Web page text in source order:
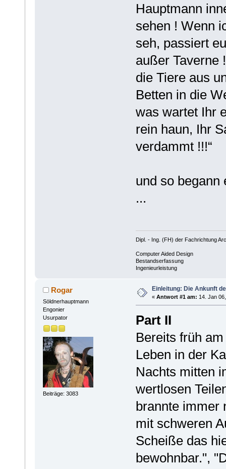
Hauptmann
sehen ! Wenn
seh, passiert
außer Taverne
die Tiere aus
Betten in die
was wartet Ihr
rein haun, Ihr
verdammt !!!“
und so begann
...
Dipl. - Ing. (FH) der Fachrichtung
Computer Aided Design
Bestandserfassung
Ingenieurleistung
Rogar
Söldnerhauptmann
Engonier
Usurpator
Beiträge: 3083
Einleitung: Die Ankunft
« Antwort #1 am: 14. Jan
Part II
Bereits früh
Leben in der
Nachts mitten
wertlosen
brannte immer
mit schweren
Scheiße das
bewohnbar.",